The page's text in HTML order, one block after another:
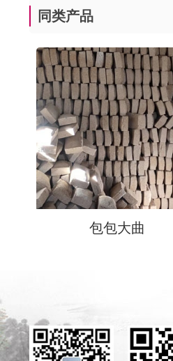
同类产品
包包大曲